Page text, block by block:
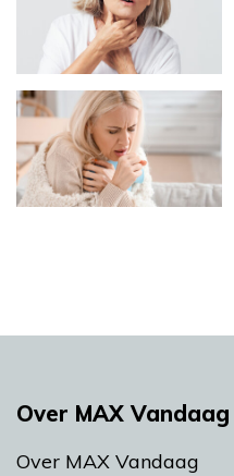
Over MAX Vandaag
Over MAX Vandaag